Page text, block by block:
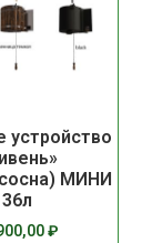
устройство
МИНИ
36л
₽